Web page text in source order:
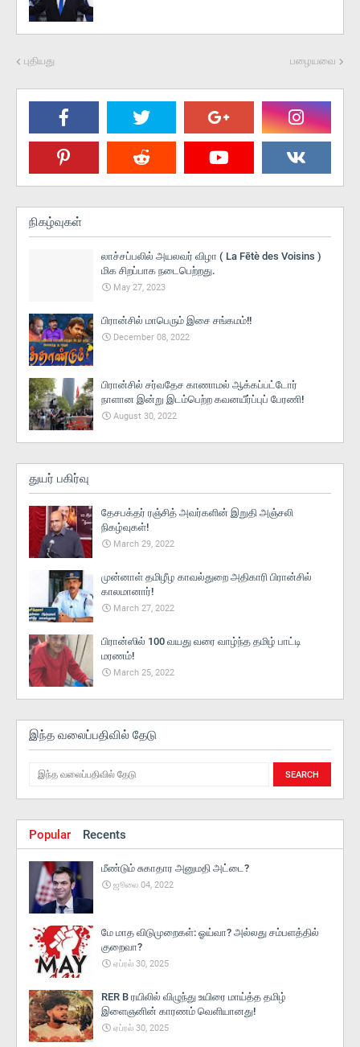
புதியது பழையவை
நிகழ்வுகள்
லாச்சப்பலில் அயலவர் விழா ( La Fētè des Voisins )
மிக சிறப்பாக நடைபெற்றது.
May 27, 2023
பிரான்சில் மாபெரும் இசை சங்கமம்!!
December 08, 2022
பிரான்சில் சர்வதேச காணாமல் ஆக்கப்பட்டோர்
நாளான இன்று இடம்பெற்ற கவனயீர்ப்புப் பேரணி!
August 30, 2022
துயர் பகிர்வு
தேசபக்தர் ரஞ்சித் அவர்களின் இறுதி அஞ்சலி
நிகழ்வுகள்!
March 29, 2022
முன்னாள் தமிழீழ காவல்துறை அதிகாரி பிரான்சில்
காலமானார்!
March 27, 2022
பிரான்ஸில் 100 வயது வரை வாழ்ந்த தமிழ் பாட்டி
மரணம்!
March 25, 2022
இந்த வலைப்பதிவில் தேடு
Popular Recents
மீண்டும் சுகாதார அனுமதி அட்டை?
ஜூலை 04, 2022
மே மாத விடுமுறைகள்: ஓய்வா? அல்லது சம்பளத்தில்
குறைவா?
ஏப்ரல் 30, 2025
RER B ரயிலில் விழுந்து உயிரை மாய்த்த தமிழ்
இளைஞனின் காரணம் வெளியானது!
ஏப்ரல் 30, 2025